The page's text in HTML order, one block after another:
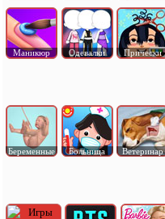
Маникюр Одевалки Прически
Беременные Больница Ветеринар